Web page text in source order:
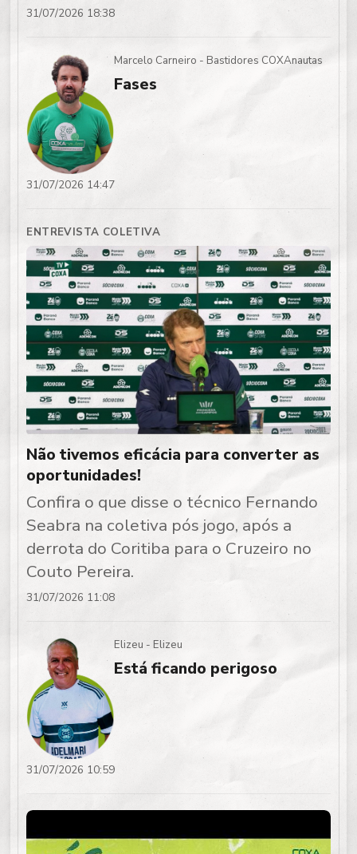
31/07/2026 18:38
Marcelo Carneiro - Bastidores COXAnautas
Fases
31/07/2026 14:47
ENTREVISTA COLETIVA
Não tivemos eficácia para converter as
oportunidades!
Confira o que disse o técnico Fernando
Seabra na coletiva pós jogo, após a
derrota do Coritiba para o Cruzeiro no
Couto Pereira.
31/07/2026 11:08
Elizeu - Elizeu
Está ficando perigoso
31/07/2026 10:59